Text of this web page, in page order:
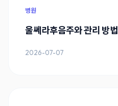
병원
울쎄라후음주와 관리 방법
2026-07-07